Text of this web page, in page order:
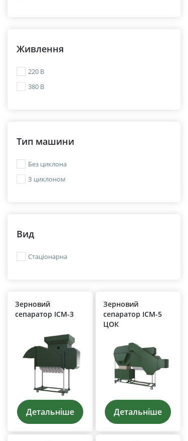
Живлення
220 В
380 В
Тип машини
Без циклона
З циклоном
Вид
Стаціонарна
Зерновий
сепаратор ІСМ-3
Детальніше
Зерновий
сепаратор ІСМ-5
ЦОК
Детальніше